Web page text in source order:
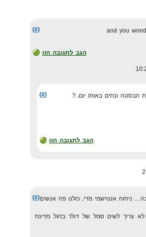
(#) and you
הגב לתגובה הזו
(#) הבסטה ונחים באותו יום..?
הגב לתגובה הזו
(#)ניחוח אנטישמי מדי, כולנו פה אנשים
צריך לשים סמל של דולר בדגל מדינת